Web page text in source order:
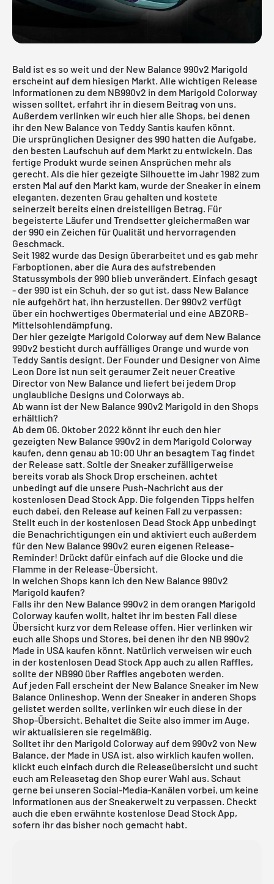
Bald ist es so weit und der New Balance 990v2 Marigold
erscheint auf dem hiesigen Markt. Alle wichtigen Release
Informationen zu dem NB990v2 in dem Marigold Colorway
wissen solltet, erfahrt ihr in diesem Beitrag von uns.
Außerdem verlinken wir euch hier alle Shops, bei denen
ihr den New Balance von Teddy Santis kaufen könnt.
Die ursprünglichen Designer des 990 hatten die Aufgabe,
den besten Laufschuh auf dem Markt zu entwickeln. Das
fertige Produkt wurde seinen Ansprüchen mehr als
gerecht. Als die hier gezeigte Silhouette im Jahr 1982 zum
ersten Mal auf den Markt kam, wurde der Sneaker in einem
eleganten, dezenten Grau gehalten und kostete
seinerzeit bereits einen dreistelligen Betrag. Für
begeisterte Läufer und Trendsetter gleichermaßen war
der 990 ein Zeichen für Qualität und hervorragenden
Geschmack.
Seit 1982 wurde das Design überarbeitet und es gab mehr
Farboptionen, aber die Aura des aufstrebenden
Statussymbols der 990 blieb unverändert. Einfach gesagt
- der 990 ist ein Schuh, der so gut ist, dass New Balance
nie aufgehört hat, ihn herzustellen. Der 990v2 verfügt
über ein hochwertiges Obermaterial und eine ABZORB-
Mittelsohlendämpfung.
Der hier gezeigte Marigold Colorway auf dem New Balance
990v2 besticht durch auffälliges Orange und wurde von
Teddy Santis designt. Der Founder und Designer von Aime
Leon Dore ist nun seit geraumer Zeit neuer Creative
Director von New Balance und liefert bei jedem Drop
unglaubliche Designs und Colorways ab.
Ab wann ist der New Balance 990v2 Marigold in den Shops
erhältlich?
Ab dem 06. Oktober 2022 könnt ihr euch den hier
gezeigten New Balance 990v2 in dem Marigold Colorway
kaufen, denn genau ab 10:00 Uhr an besagtem Tag findet
der Release satt. Soltle der Sneaker zufälligerweise
bereits vorab als Shock Drop erscheinen, achtet
unbedingt auf die unsere Push-Nachricht aus der
kostenlosen Dead Stock App. Die folgenden Tipps helfen
euch dabei, den Release auf keinen Fall zu verpassen:
Stellt euch in der kostenlosen Dead Stock App unbedingt
die Benachrichtigungen ein und aktiviert euch außerdem
für den New Balance 990v2 euren eigenen Release-
Reminder! Drückt dafür einfach auf die Glocke und die
Flamme in der Release-Übersicht.
In welchen Shops kann ich den New Balance 990v2
Marigold kaufen?
Falls ihr den New Balance 990v2 in dem orangen Marigold
Colorway kaufen wollt, haltet ihr im besten Fall diese
Übersicht kurz vor dem Release offen. Hier verlinken wir
euch alle Shops und Stores, bei denen ihr den NB 990v2
Made in USA kaufen könnt. Natürlich verweisen wir euch
in der kostenlosen Dead Stock App auch zu allen Raffles,
sollte der NB990 über Raffles angeboten werden.
Auf jeden Fall erscheint der New Balance Sneaker im New
Balance Onlineshop. Wenn der Sneaker in anderen Shops
gelistet werden sollte, verlinken wir euch diese in der
Shop-Übersicht. Behaltet die Seite also immer im Auge,
wir aktualisieren sie regelmäßig.
Solltet ihr den Marigold Colorway auf dem 990v2 von New
Balance, der Made in USA ist, also wirklich kaufen wollen,
klickt euch einfach durch die Releaseübersicht und sucht
euch am Releasetag den Shop eurer Wahl aus. Schaut
gerne bei unseren Social-Media-Kanälen vorbei, um keine
Informationen aus der Sneakerwelt zu verpassen. Checkt
auch die eben erwähnte kostenlose Dead Stock App,
sofern ihr das bisher noch gemacht habt.